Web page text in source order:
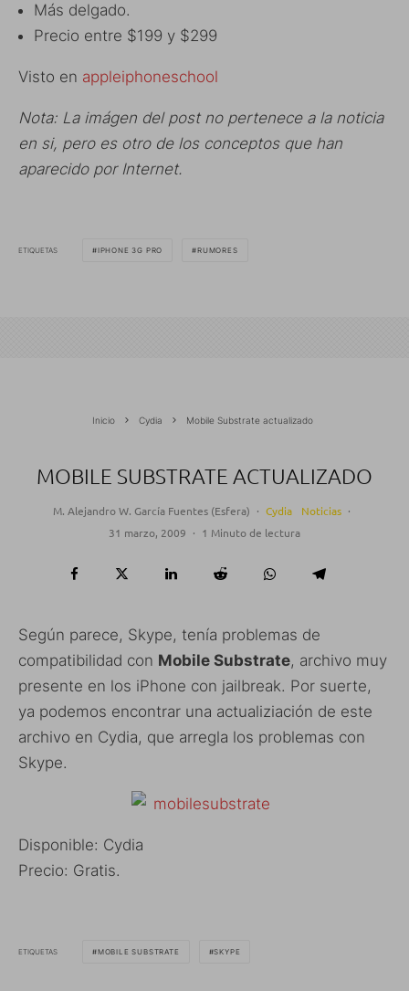
Más delgado.
Precio entre $199 y $299
Visto en appleiphoneschool
Nota: La imágen del post no pertenece a la noticia
en si, pero es otro de los conceptos que han
aparecido por Internet.
ETIQUETAS IPHONE 3G PRO RUMORES
Inicio Cydia Mobile Substrate actualizado
MOBILE SUBSTRATE ACTUALIZADO
M. Alejandro W. García Fuentes (Esfera) · Cydia Noticias ·
31 marzo, 2009 · 1 Minuto de lectura
Según parece, Skype, tenía problemas de
compatibilidad con Mobile Substrate, archivo muy
presente en los iPhone con jailbreak. Por suerte,
ya podemos encontrar una actualiziación de este
archivo en Cydia, que arregla los problemas con
Skype.
Disponible: Cydia
Precio: Gratis.
ETIQUETAS MOBILE SUBSTRATE SKYPE